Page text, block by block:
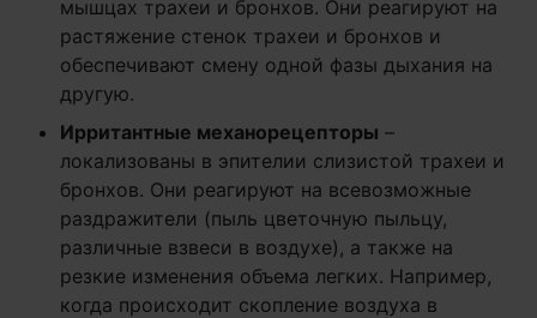
мышцах трахеи и бронхов. Они реагируют на
растяжение стенок трахеи и бронхов и
обеспечивают смену одной фазы дыхания на
другую.
Ирритантные механорецепторы –
локализованы в эпителии слизистой трахеи и
бронхов. Они реагируют на всевозможные
раздражители (пыль цветочную пыльцу,
различные взвеси в воздухе), а также на
резкие изменения объема легких. Например,
когда происходит скопление воздуха в